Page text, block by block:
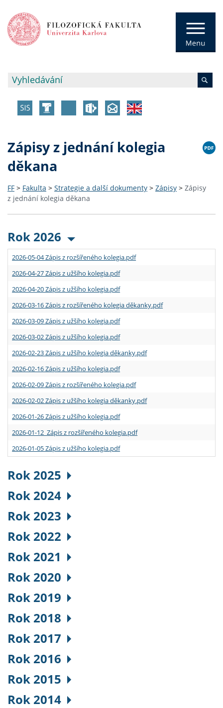
Zápisy z jednání kolegia
děkana
FF > Fakulta > Strategie a další dokumenty > Zápisy > Zápisy
z jednání kolegia děkana
Rok 2026
2026-05-04 Zápis z rozšířeného kolegia.pdf
2026-04-27 Zápis z užšího kolegia.pdf
2026-04-20 Zápis z užšího kolegia.pdf
2026-03-16 Zápis z rozšířeného kolegia děkanky.pdf
2026-03-09 Zápis z užšího kolegia.pdf
2026-03-02 Zápis z užšího kolegia.pdf
2026-02-23 Zápis z užšího kolegia děkanky.pdf
2026-02-16 Zápis z užšího kolegia.pdf
2026-02-09 Zápis z rozšířeného kolegia.pdf
2026-02-02 Zápis z užšího kolegia děkanky.pdf
2026-01-26 Zápis z užšího kolegia.pdf
2026-01-12 Zápis z rozšířeného kolegia.pdf
2026-01-05 Zápis z užšího kolegia.pdf
Rok 2025
Rok 2024
Rok 2023
Rok 2022
Rok 2021
Rok 2020
Rok 2019
Rok 2018
Rok 2017
Rok 2016
Rok 2015
Rok 2014